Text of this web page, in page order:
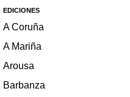
EDICIONES
A Coruña
A Mariña
Arousa
Barbanza